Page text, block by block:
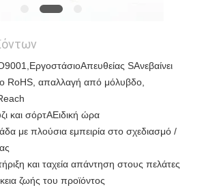
,ΕργοστάσιοΑπευθείας SΑνεβαίνει
RoHS, απαλλαγή από μόλυβδο,
και σόρτΑΕιδική ώρα
με πλούσια εμπειρία στο σχεδιασμό /
και ταχεία απάντηση στους πελάτες
ζωής του προϊόντος